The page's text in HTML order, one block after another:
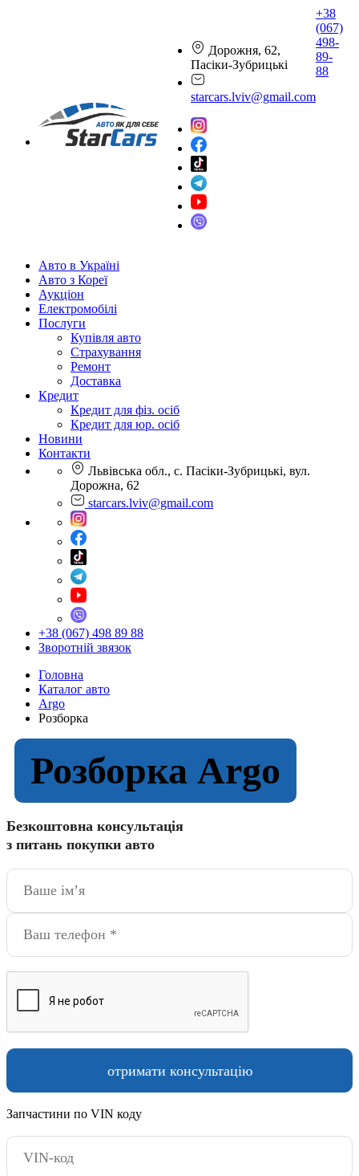
Дорожня, 62,
Пасіки-Зубрицькі
starcars.lviv@gmail.com
+38
(067)
498-
89-
88
Авто в Україні
Авто з Кореї
Аукціон
Електромобілі
Послуги
Купівля авто
Страхування
Ремонт
Доставка
Кредит
Кредит для фіз. осіб
Кредит для юр. осіб
Новини
Контакти
Львівська обл., с. Пасіки-Зубрицькі, вул.
Дорожна, 62
starcars.lviv@gmail.com
+38 (067) 498 89 88
Зворотній звязок
Головна
Каталог авто
Argo
Розборка
Розборка Argo
Безкоштовна консультація
з питань покупки авто
Запчастини по VIN коду